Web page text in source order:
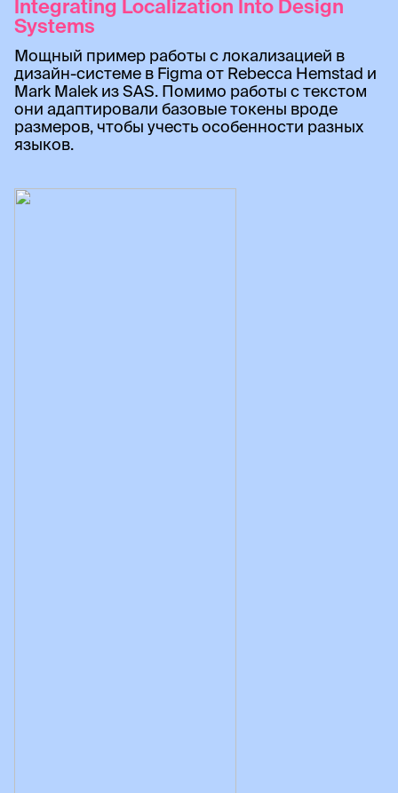
Integrating Localization Into Design
Systems
Мощный пример работы с локализацией в
дизайн-системе в Figma от Rebecca Hemstad и
Mark Malek из SAS. Помимо работы с текстом
они адаптировали базовые токены вроде
размеров, чтобы учесть особенности разных
языков.